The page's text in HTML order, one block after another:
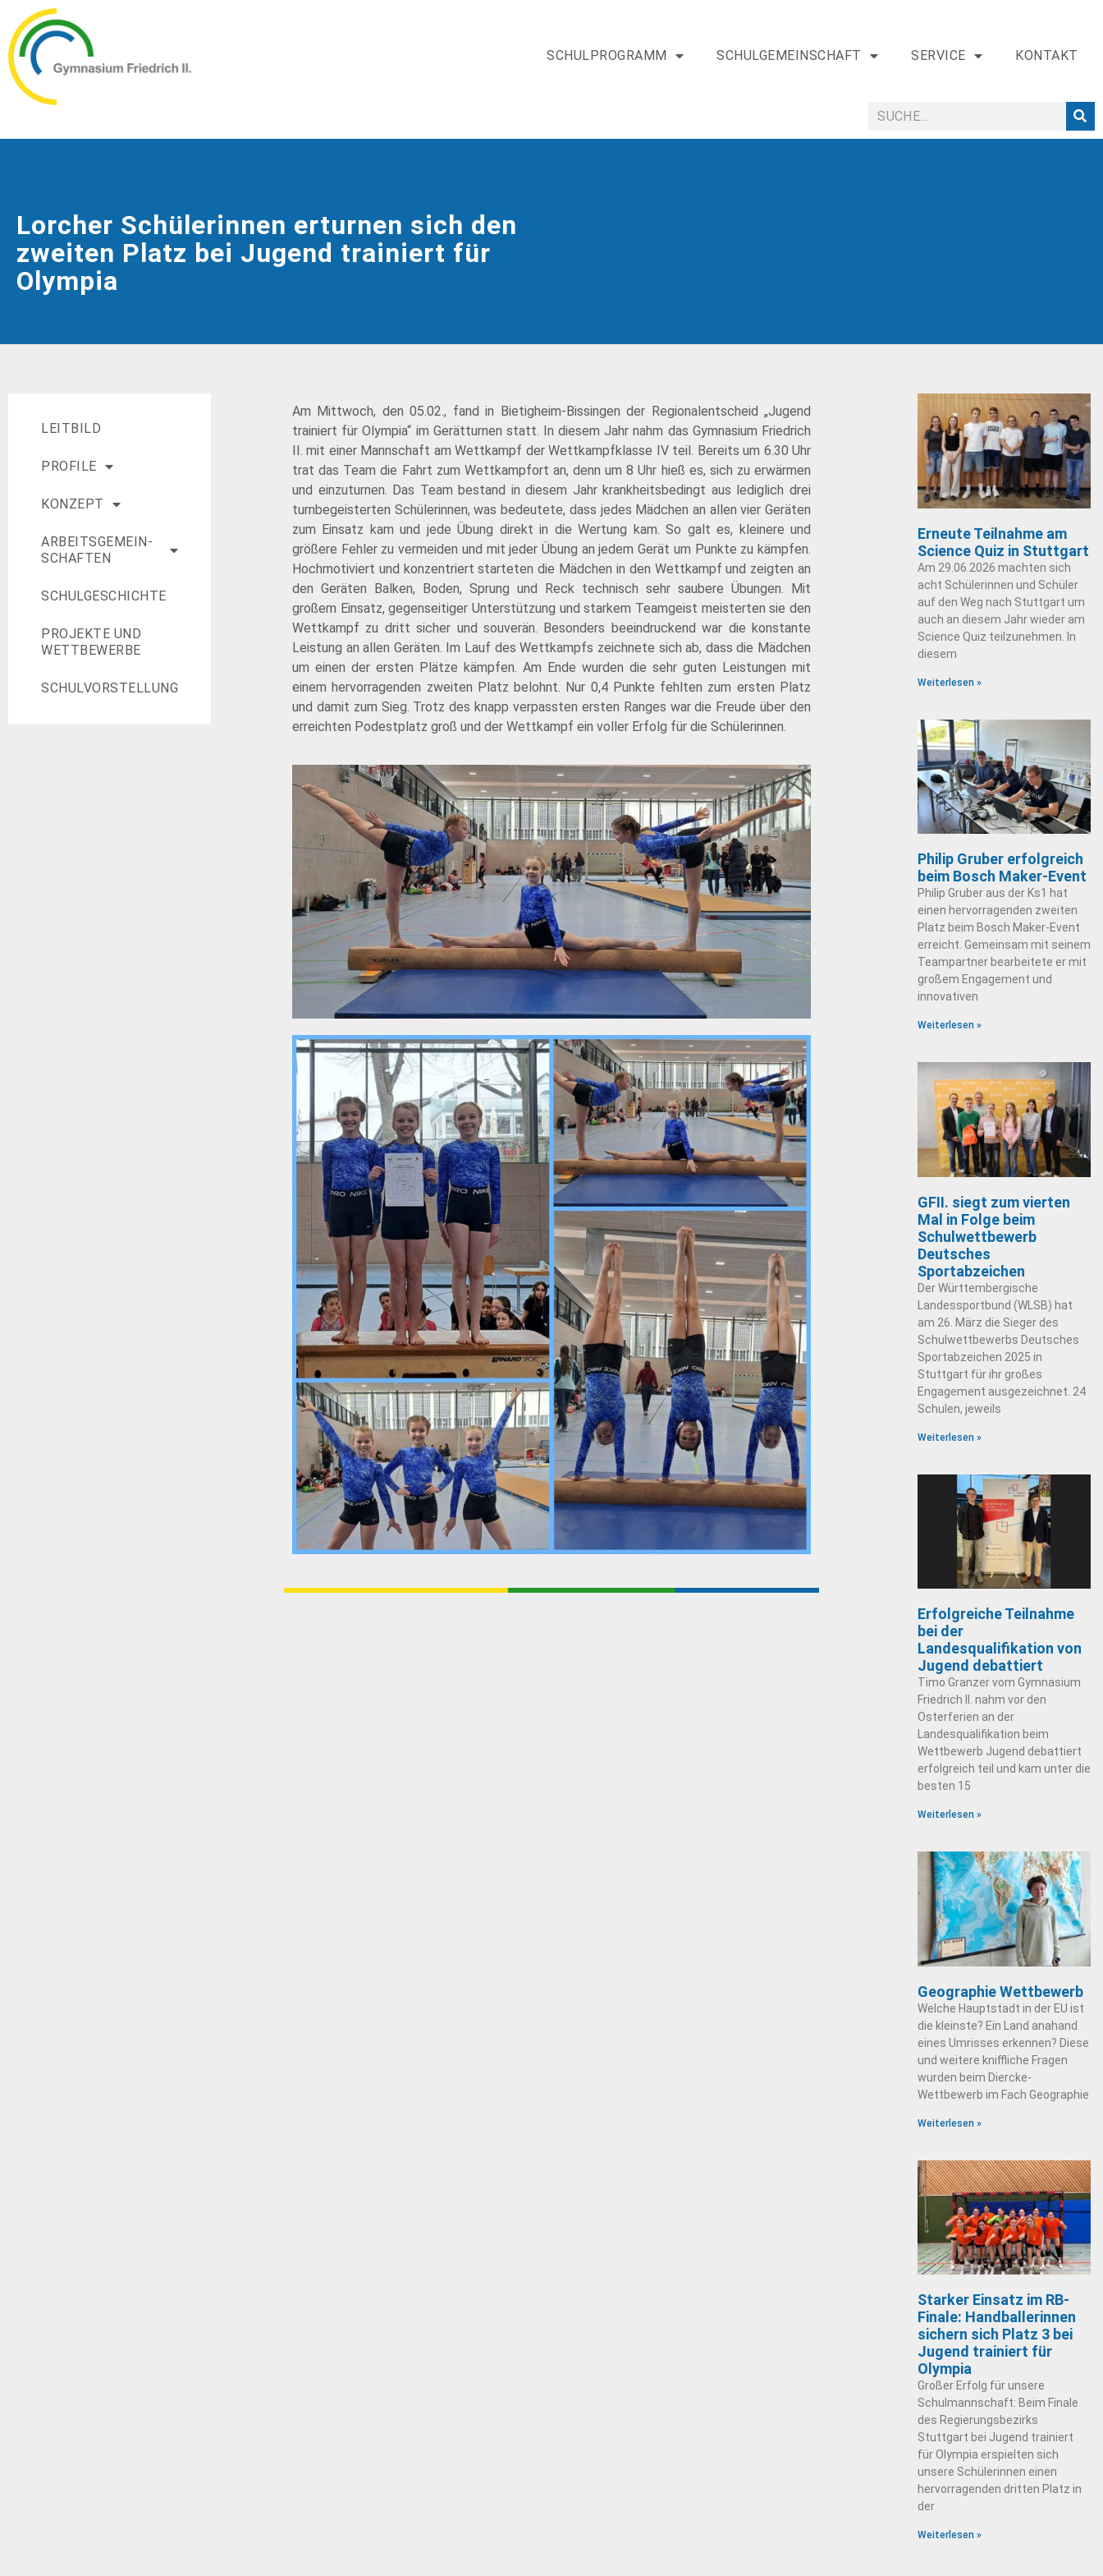
SCHULPROGRAMM SCHULGEMEINSCHAFT SERVICE KONTAKT
Lorcher Schülerinnen erturnen sich den
zweiten Platz bei Jugend trainiert für
Olympia
LEITBILD
PROFILE
KONZEPT
ARBEITS­­GEMEIN­
SCHAFTEN
SCHUL­GESCHICHTE
PROJEKTE UND
WETTBEWERBE
SCHULVORSTELLUNG
Am Mittwoch, den 05.02., fand in Bietigheim-Bissingen der Regionalentscheid „Jugend
trainiert für Olympia“ im Gerätturnen statt. In diesem Jahr nahm das Gymnasium Friedrich
II. mit einer Mannschaft am Wettkampf der Wettkampfklasse IV teil. Bereits um 6.30 Uhr
trat das Team die Fahrt zum Wettkampfort an, denn um 8 Uhr hieß es, sich zu erwärmen
und einzuturnen. Das Team bestand in diesem Jahr krankheitsbedingt aus lediglich drei
turnbegeisterten Schülerinnen, was bedeutete, dass jedes Mädchen an allen vier Geräten
zum Einsatz kam und jede Übung direkt in die Wertung kam. So galt es, kleinere und
größere Fehler zu vermeiden und mit jeder Übung an jedem Gerät um Punkte zu kämpfen.
Hochmotiviert und konzentriert starteten die Mädchen in den Wettkampf und zeigten an
den Geräten Balken, Boden, Sprung und Reck technisch sehr saubere Übungen. Mit
großem Einsatz, gegenseitiger Unterstützung und starkem Teamgeist meisterten sie den
Wettkampf zu dritt sicher und souverän. Besonders beeindruckend war die konstante
Leistung an allen Geräten. Im Lauf des Wettkampfs zeichnete sich ab, dass die Mädchen
um einen der ersten Plätze kämpfen. Am Ende wurden die sehr guten Leistungen mit
einem hervorragenden zweiten Platz belohnt. Nur 0,4 Punkte fehlten zum ersten Platz
und damit zum Sieg. Trotz des knapp verpassten ersten Ranges war die Freude über den
erreichten Podestplatz groß und der Wettkampf ein voller Erfolg für die Schülerinnen.
Erneute Teilnahme am
Science Quiz in Stuttgart
Am 29.06.2026 machten sich
acht Schülerinnen und Schüler
auf den Weg nach Stuttgart um
auch an diesem Jahr wieder am
Science Quiz teilzunehmen. In
diesem
Weiterlesen »
Philip Gruber erfolgreich
beim Bosch Maker-Event
Philip Gruber aus der Ks1 hat
einen hervorragenden zweiten
Platz beim Bosch Maker-Event
erreicht. Gemeinsam mit seinem
Teampartner bearbeitete er mit
großem Engagement und
innovativen
Weiterlesen »
GFII. siegt zum vierten
Mal in Folge beim
Schulwettbewerb
Deutsches
Sportabzeichen
Der Württembergische
Landessportbund (WLSB) hat
am 26. März die Sieger des
Schulwettbewerbs Deutsches
Sportabzeichen 2025 in
Stuttgart für ihr großes
Engagement ausgezeichnet. 24
Schulen, jeweils
Weiterlesen »
Erfolgreiche Teilnahme
bei der
Landesqualifikation von
Jugend debattiert
Timo Granzer vom Gymnasium
Friedrich II. nahm vor den
Osterferien an der
Landesqualifikation beim
Wettbewerb Jugend debattiert
erfolgreich teil und kam unter die
besten 15
Weiterlesen »
Geographie Wettbewerb
Welche Hauptstadt in der EU ist
die kleinste? Ein Land anahand
eines Umrisses erkennen? Diese
und weitere kniffliche Fragen
wurden beim Diercke-
Wettbewerb im Fach Geographie
Weiterlesen »
Starker Einsatz im RB-
Finale: Handballerinnen
sichern sich Platz 3 bei
Jugend trainiert für
Olympia
Großer Erfolg für unsere
Schulmannschaft: Beim Finale
des Regierungsbezirks
Stuttgart bei Jugend trainiert
für Olympia erspielten sich
unsere Schülerinnen einen
hervorragenden dritten Platz in
der
Weiterlesen »